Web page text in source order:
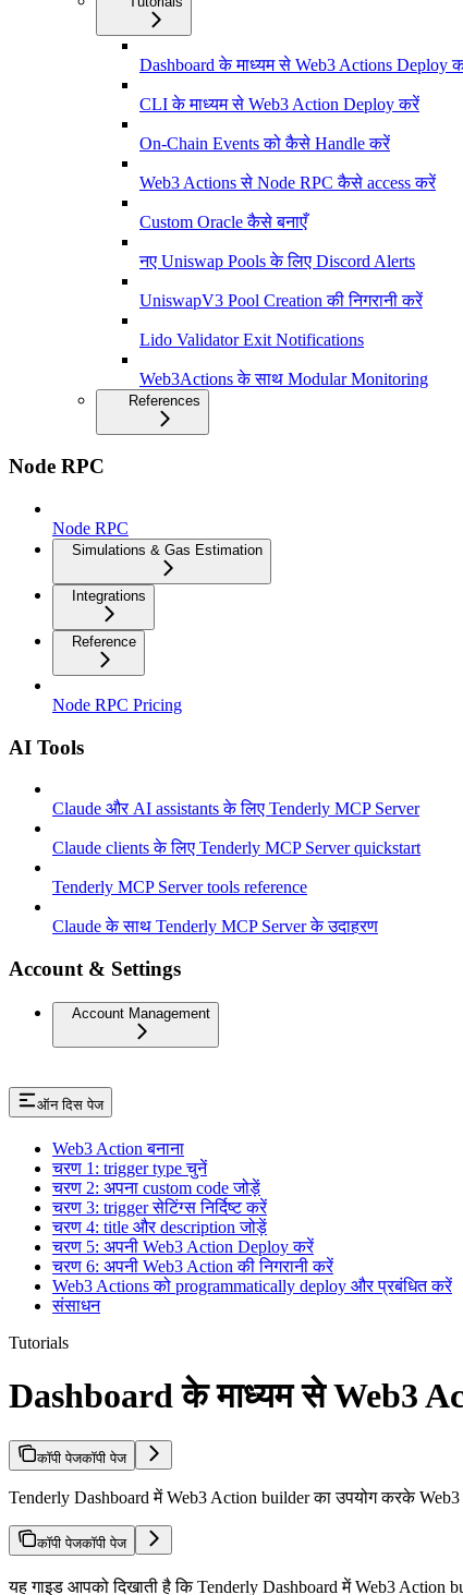
Dashboard के माध्यम से Web3 Actions Deploy
CLI के माध्यम से Web3 Action Deploy करें
On-Chain Events को कैसे Handle करें
Web3 Actions से Node RPC कैसे access करें
Custom Oracle कैसे बनाएँ
नए Uniswap Pools के लिए Discord Alerts
UniswapV3 Pool Creation की निगरानी करें
Lido Validator Exit Notifications
Web3Actions के साथ Modular Monitoring
References
Node RPC
Node RPC
Simulations & Gas Estimation
Integrations
Reference
Node RPC Pricing
AI Tools
Claude और AI assistants के लिए Tenderly MCP Server
Claude clients के लिए Tenderly MCP Server quickstart
Tenderly MCP Server tools reference
Claude के साथ Tenderly MCP Server के उदाहरण
Account & Settings
Account Management
ऑन दिस पेज
Web3 Action बनाना
चरण 1: trigger type चुनें
चरण 2: अपना custom code जोड़ें
चरण 3: trigger सेटिंग्स निर्दिष्ट करें
चरण 4: title और description जोड़ें
चरण 5: अपनी Web3 Action Deploy करें
चरण 6: अपनी Web3 Action की निगरानी करें
Web3 Actions को programmatically deploy और प्रबंधित करें
संसाधन
Tutorials
Dashboard के माध्यम से Web3
कॉपी पेजकॉपी पेज
Tenderly Dashboard में Web3 Action builder का उपयोग करके
कॉपी पेजकॉपी पेज
यह गाइड आपको दिखाती है कि Tenderly Dashboard में Web3